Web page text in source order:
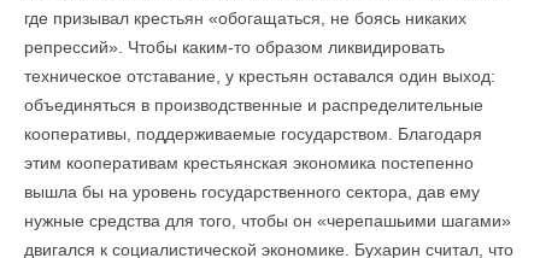
где призывал крестьян «обогащаться, не боясь никаких
репрессий». Чтобы каким-то образом ликвидировать
техническое отставание, у крестьян оставался один выход:
объединяться в производственные и распределительные
кооперативы, поддерживаемые государством. Благодаря
этим кооперативам крестьянская экономика постепенно
вышла бы на уровень государственного сектора, дав ему
нужные средства для того, чтобы он «черепашьими шагами»
двигался к социалистической экономике. Бухарин считал, что